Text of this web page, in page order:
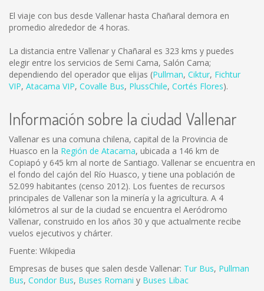
El viaje con bus desde Vallenar hasta Chañaral demora en
promedio alrededor de 4 horas.
La distancia entre Vallenar y Chañaral es 323 kms y puedes
elegir entre los servicios de Semi Cama, Salón Cama;
dependiendo del operador que elijas (Pullman, Ciktur, Fichtur
VIP, Atacama VIP, Covalle Bus, PlussChile, Cortés Flores).
Información sobre la ciudad Vallenar
Vallenar es una comuna chilena, capital de la Provincia de
Huasco en la Región de Atacama, ubicada a 146 km de
Copiapó y 645 km al norte de Santiago. Vallenar se encuentra en
el fondo del cajón del Río Huasco, y tiene una población de
52.099 habitantes (censo 2012). Los fuentes de recursos
principales de Vallenar son la minería y la agricultura. A 4
kilómetros al sur de la ciudad se encuentra el Aeródromo
Vallenar, construido en los años 30 y que actualmente recibe
vuelos ejecutivos y chárter.
Fuente: Wikipedia
Empresas de buses que salen desde Vallenar: Tur Bus, Pullman
Bus, Condor Bus, Buses Romani y Buses Libac